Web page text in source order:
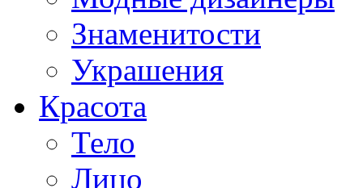
Знаменитости
Украшения
Красота
Тело
Лицо